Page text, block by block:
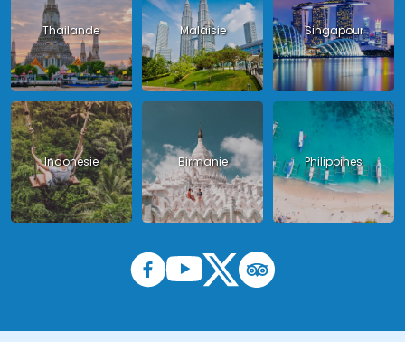
Thailande Malaisie Singapour
Indonésie Birmanie Philippines